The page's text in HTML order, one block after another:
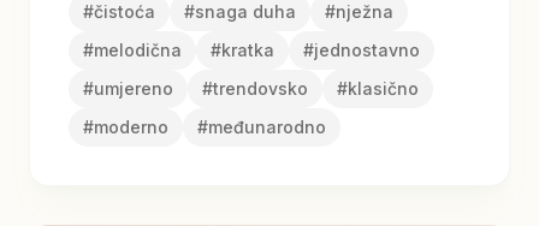
#čistoća #snaga duha #nježna
#melodična #kratka #jednostavno
#umjereno #trendovsko #klasično
#moderno #međunarodno